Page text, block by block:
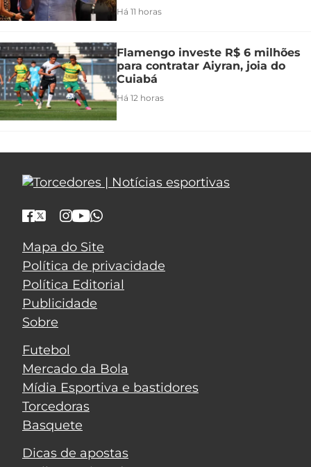
Há 11 horas
Flamengo investe R$ 6 milhões
para contratar Aiyran, joia do
Cuiabá
Há 12 horas
Mapa do Site
Política de privacidade
Política Editorial
Publicidade
Sobre
Futebol
Mercado da Bola
Mídia Esportiva e bastidores
Torcedoras
Basquete
Dicas de apostas